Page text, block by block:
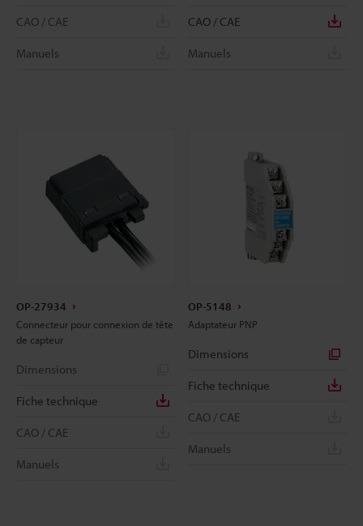
CAO / CAE
Manuels
CAO / CAE
Manuels
OP-27934
Connecteur pour connexion de tête
de capteur
Dimensions
Fiche technique
CAO / CAE
Manuels
OP-5148
Adaptateur PNP
Dimensions
Fiche technique
CAO / CAE
Manuels